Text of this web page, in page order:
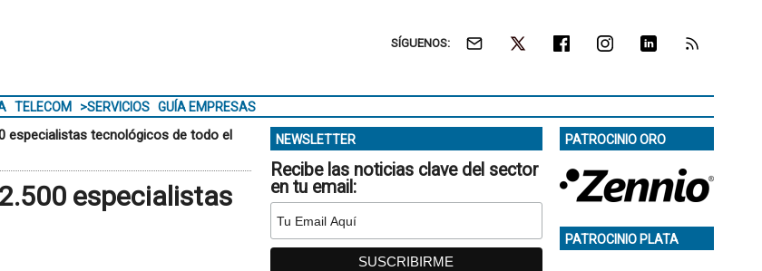
SÍGUENOS:
TELECOM >SERVICIOS GUÍA EMPRESAS
especialistas tecnológicos de todo el
especialistas
NEWSLETTER
Recibe las noticias clave del sector
en tu email:
PATROCINIO ORO
PATROCINIO PLATA